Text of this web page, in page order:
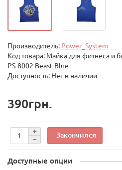
Производитель: Power_System
Код товара: Майка для фитнеса и
PS-8002 Beast Blue
Доступность: Нет в наличии
390грн.
Закончился
Доступные опции